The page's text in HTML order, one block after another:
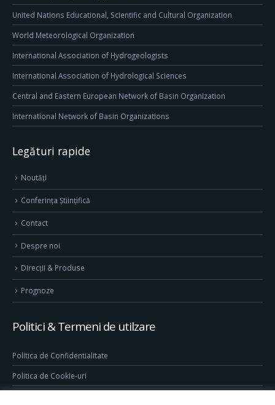
United Nations Educational, Scientific and Cultural Organization
World Meteorological Organization
International Association of Hydrogeologists
International Association of Hydrological Sciences
Central and Eastern European Network of Basin Organization
International Network of Basin Organizations
Legături rapide
Noutăți
Conferința Științifică
Contact
Despre noi
Direcţii & Produse
Prognoze
Politici & Termeni de utilzare
Politica de Confidentialitate
Politica de Cookie-uri